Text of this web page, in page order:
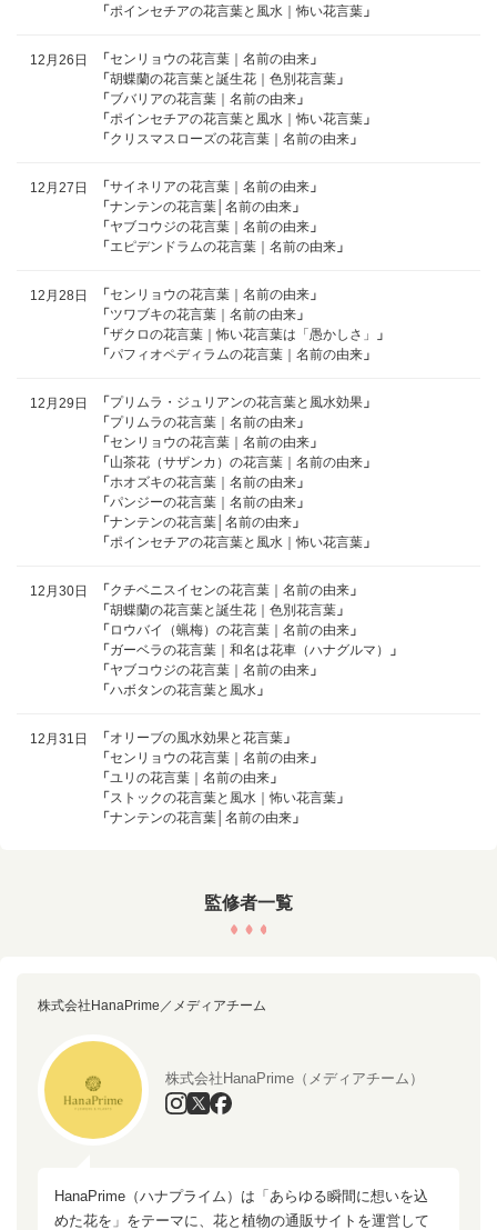
「 ポインセチアの花言葉と風水｜怖い花言葉 」
12月26日 「 センリョウの花言葉｜名前の由来 」
「 胡蝶蘭の花言葉と誕生花｜色別花言葉 」
「 ブバリアの花言葉｜名前の由来 」
「 ポインセチアの花言葉と風水｜怖い花言葉 」
「 クリスマスローズの花言葉｜名前の由来 」
12月27日 「 サイネリアの花言葉｜名前の由来 」
「 ナンテンの花言葉│名前の由来 」
「 ヤブコウジの花言葉｜名前の由来 」
「 エピデンドラムの花言葉｜名前の由来 」
12月28日 「 センリョウの花言葉｜名前の由来 」
「 ツワブキの花言葉｜名前の由来 」
「 ザクロの花言葉｜怖い花言葉は「愚かしさ」
」
「 パフィオペディラムの花言葉｜名前の由来 」
12月29日 「 プリムラ・ジュリアンの花言葉と風水効果 」
「 プリムラの花言葉｜名前の由来 」
「 センリョウの花言葉｜名前の由来 」
「 山茶花（サザンカ）の花言葉｜名前の由来 」
「 ホオズキの花言葉｜名前の由来 」
「 パンジーの花言葉｜名前の由来 」
「 ナンテンの花言葉│名前の由来 」
「 ポインセチアの花言葉と風水｜怖い花言葉 」
12月30日 「 クチベニスイセンの花言葉｜名前の由来 」
「 胡蝶蘭の花言葉と誕生花｜色別花言葉 」
「 ロウバイ（蝋梅）の花言葉｜名前の由来 」
「 ガーベラの花言葉｜和名は花車（ハナグルマ）
」
「 ヤブコウジの花言葉｜名前の由来 」
「 ハボタンの花言葉と風水 」
12月31日 「 オリーブの風水効果と花言葉 」
「 センリョウの花言葉｜名前の由来 」
「 ユリの花言葉｜名前の由来 」
「 ストックの花言葉と風水｜怖い花言葉 」
「 ナンテンの花言葉│名前の由来 」
監修者一覧
株式会社HanaPrime／メディアチーム
株式会社HanaPrime（メディアチーム）
HanaPrime（ハナプライム）は「あらゆる瞬間に想いを込
めた花を」をテーマに、花と植物の通販サイトを運営して